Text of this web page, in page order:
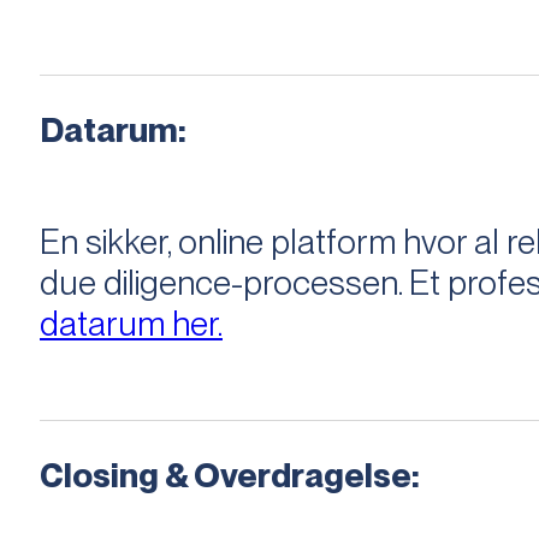
Datarum:
En sikker, online platform hvor al
due diligence-processen. Et
datarum her.
Closing & Overdragelse: